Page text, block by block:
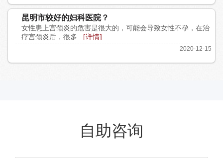
昆明市较好的妇科医院？
女性患上宫颈炎的危害是很大的，可能会导致女性不孕，在治
疗宫颈炎后，很多...
[详情]
2020-12-15
自助咨询